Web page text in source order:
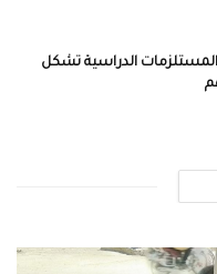
الدراسية تشكل